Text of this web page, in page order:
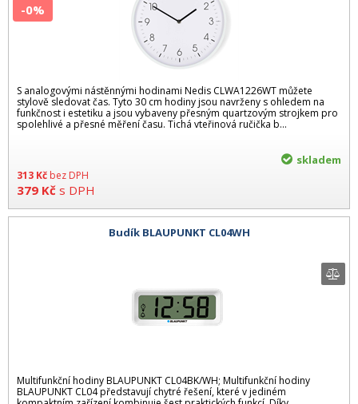
S analogovými nástěnnými hodinami Nedis CLWA1226WT můžete
stylově sledovat čas. Tyto 30 cm hodiny jsou navrženy s ohledem na
funkčnost i estetiku a jsou vybaveny přesným quartzovým strojkem pro
spolehlivé a přesné měření času. Tichá vteřinová ručička b...
313 Kč bez DPH
379 Kč s DPH
-0%
skladem
Budík BLAUPUNKT CL04WH
Multifunkční hodiny BLAUPUNKT CL04BK/WH; Multifunkční hodiny
BLAUPUNKT CL04 představují chytré řešení, které v jediném